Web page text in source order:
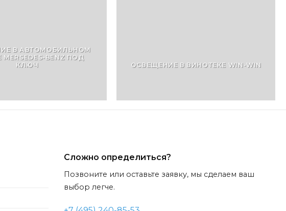
В АВТОМОБИЛЬНОМ
BENZ ПОД
КЛЮЧ
ОСВЕЩЕНИЕ В ВИНОТЕКЕ WIN-WIN
Сложно определиться?
Позвоните или оставьте заявку, мы сделаем ваш
выбор легче.